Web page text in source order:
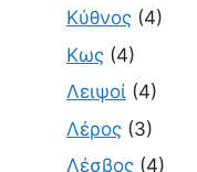
Κύθνος (4)
Κως (4)
Λειψοί (4)
Λέρος (3)
Λέσβος (4)